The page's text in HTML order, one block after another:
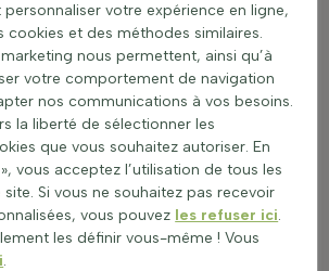
peut varier selon l'exposition au vent et le
important de choisir un emplacement
sa résistance hivernale.
à presque tous les types de sol, à
bien drainés. Un sol trop humide peut
il est donc essentiel de surveiller la
termes de biodiversité, cette haie offre un
et attire les insectes pollinisateurs
et les papillons, surtout pendant sa
en avril et mai, où elle arbore de petites
Bien que la plante soit toxique, elle est
votre expérience en ligne,
cookies et des méthodes similaires.
nous permettent, ainsi qu’à
votre comportement de navigation
nos communications à vos besoins.
la liberté de sélectionner les
que vous souhaitez autoriser. En
vous acceptez l’utilisation de tous les
Si vous ne souhaitez pas recevoir
vous pouvez les refuser ici.
les définir vous-même ! Vous
.